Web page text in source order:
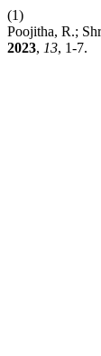
(1)
Poojitha, R.;
2023, 13, 1-7.